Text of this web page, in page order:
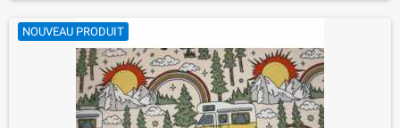
NOUVEAU PRODUIT